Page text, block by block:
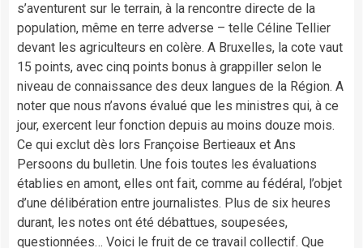
s’aventurent sur le terrain, à la rencontre directe de la
population, même en terre adverse – telle Céline Tellier
devant les agriculteurs en colère. A Bruxelles, la cote vaut
15 points, avec cinq points bonus à grappiller selon le
niveau de connaissance des deux langues de la Région. A
noter que nous n’avons évalué que les ministres qui, à ce
jour, exercent leur fonction depuis au moins douze mois.
Ce qui exclut dès lors Françoise Bertieaux et Ans
Persoons du bulletin. Une fois toutes les évaluations
établies en amont, elles ont fait, comme au fédéral, l’objet
d’une délibération entre journalistes. Plus de six heures
durant, les notes ont été débattues, soupesées,
questionnées… Voici le fruit de ce travail collectif. Que